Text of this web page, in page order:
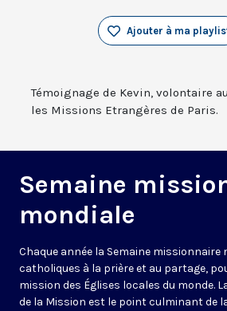
Ajouter à ma
Témoignage de Kevin, volontaire
les Missions Etrangères de Paris.
Semaine
mondiale
Chaque année la Semaine missionnaire
catholiques à la prière et au partage,
mission des Églises locales du monde.
de la Mission est le point culminant de